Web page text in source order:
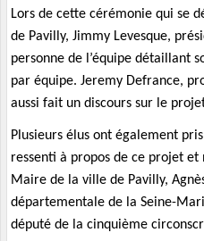
Lors de cette cérémonie qui se
de Pavilly, Jimmy Levesque,
personne de l’équipe détaillant
par équipe. Jeremy Defrance,
aussi fait un discours sur le
Plusieurs élus ont également
ressenti à propos de ce projet
Maire de la ville de Pavilly,
départementale de la Seine-
député de la cinquième